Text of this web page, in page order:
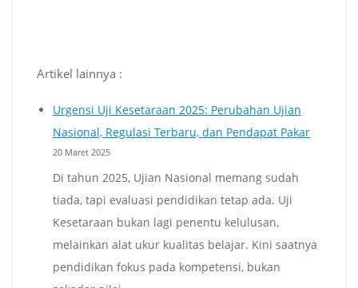
Artikel lainnya :
Urgensi Uji Kesetaraan 2025: Perubahan Ujian
Nasional, Regulasi Terbaru, dan Pendapat Pakar
20 Maret 2025
Di tahun 2025, Ujian Nasional memang sudah
tiada, tapi evaluasi pendidikan tetap ada. Uji
Kesetaraan bukan lagi penentu kelulusan,
melainkan alat ukur kualitas belajar. Kini saatnya
pendidikan fokus pada kompetensi, bukan